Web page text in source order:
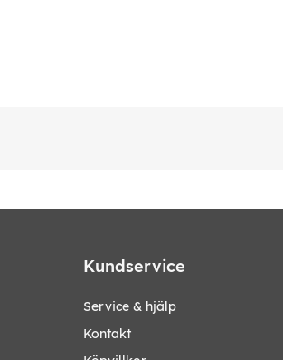
Kundservice
Service & hjälp
Kontakt